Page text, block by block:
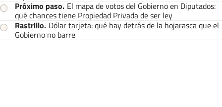
Próximo paso. El mapa de votos del Gobierno en Diputados:
qué chances tiene Propiedad Privada de ser ley
Rastrillo. Dólar tarjeta: qué hay detrás de la hojarasca que el
Gobierno no barre